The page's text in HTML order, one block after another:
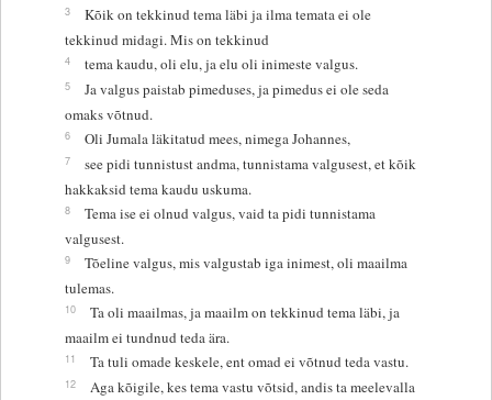
3
Kõik on tekkinud tema läbi ja ilma temata ei ole
tekkinud midagi. Mis on tekkinud
4 tema kaudu, oli elu, ja elu oli inimeste valgus.
5
Ja valgus paistab pimeduses, ja pimedus ei ole seda
omaks võtnud.
6 Oli Jumala läkitatud mees, nimega Johannes,
7
see pidi tunnistust andma, tunnistama valgusest, et kõik
hakkaksid tema kaudu uskuma.
8
Tema ise ei olnud valgus, vaid ta pidi tunnistama
valgusest.
9
Tõeline valgus, mis valgustab iga inimest, oli maailma
tulemas.
10
Ta oli maailmas, ja maailm on tekkinud tema läbi, ja
maailm ei tundnud teda ära.
11 Ta tuli omade keskele, ent omad ei võtnud teda vastu.
12
Aga kõigile, kes tema vastu võtsid, andis ta meelevalla